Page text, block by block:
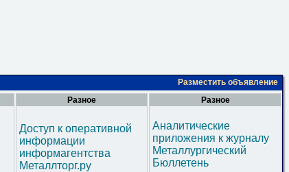
Разместить объявление
Разное
Доступ к оперативной
информации
информагентства
Металлторг.ру
Разное
Аналитические
приложения к журналу
Металлургический
Бюллетень